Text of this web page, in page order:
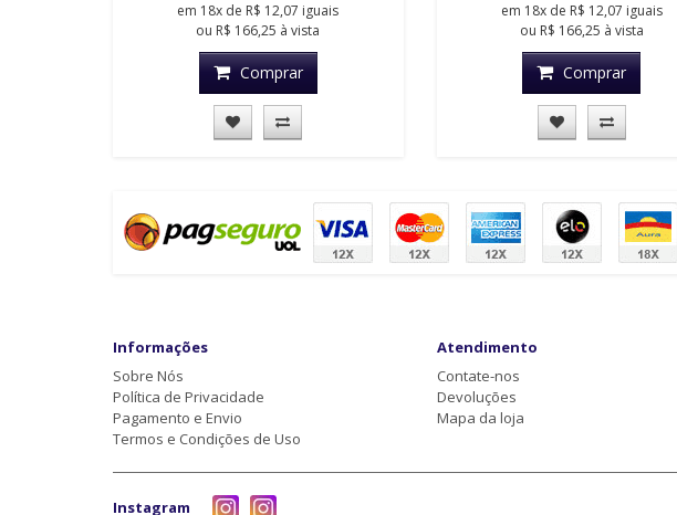
em 18x de R$ 12,07 iguais
ou R$ 166,25 à vista
Comprar
em 18xde R$ 12,07 iguais
ou R$ 166,25 à vista
Comprar
Informações
Sobre Nós
Política de Privacidade
Pagamento e Envio
Termos e Condições de Uso
Atendimento
Contate-nos
Devoluções
Mapa da loja
Instagram